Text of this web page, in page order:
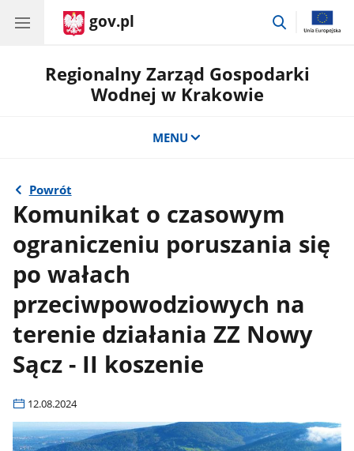
gov.pl
przejdź
Regionalny Zarząd Gospodarki
Wodnej w Krakowie
MENU
Powrót
Komunikat o czasowym
ograniczeniu poruszania się
po wałach
przeciwpowodziowych na
terenie działania ZZ Nowy
Sącz - II koszenie
12.08.2024